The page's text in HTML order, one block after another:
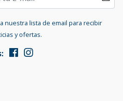
nuestra lista de email para recibir
y ofertas.